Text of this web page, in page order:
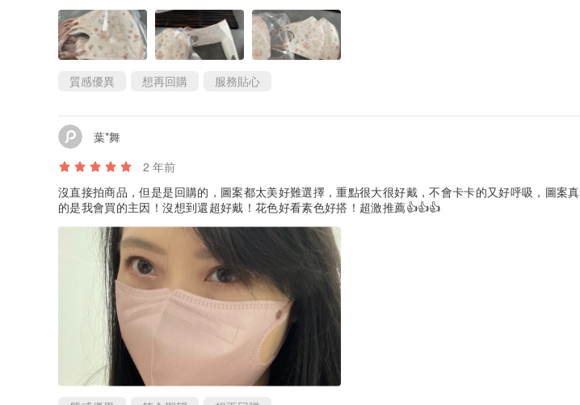
質感優異 想再回購 服務貼心
葉*舞
2 年前
沒直接拍商品，但是是回購的，圖案都太美好難選擇，重點很大很好戴，不會卡卡的又好呼吸，圖案真
的是我會買的主因！沒想到還超好戴！花色好看素色好搭！超激推薦👍👍👍